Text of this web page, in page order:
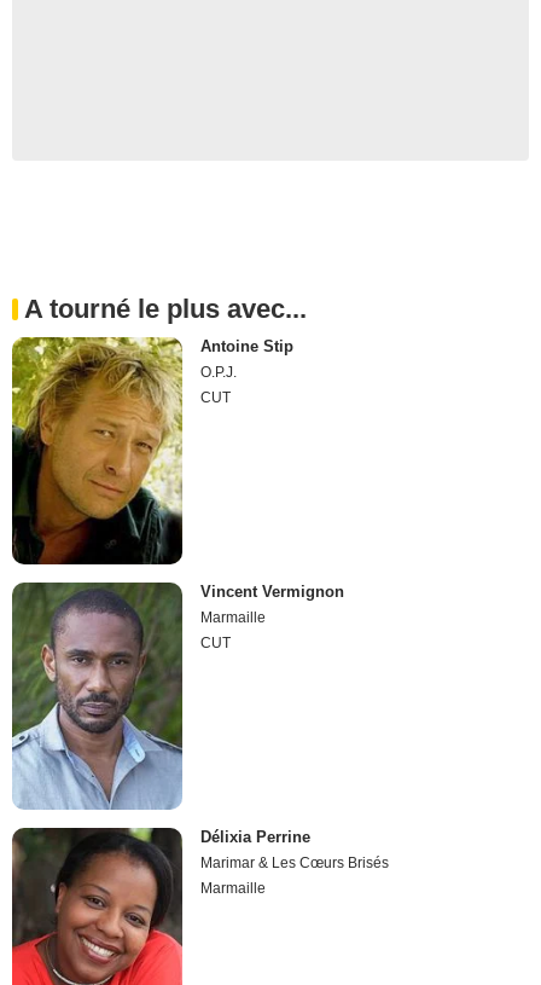
A tourné le plus avec...
Antoine Stip
O.P.J.
CUT
Vincent Vermignon
Marmaille
CUT
Délixia Perrine
Marimar & Les Cœurs Brisés
Marmaille